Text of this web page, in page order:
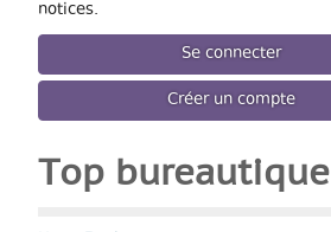
notices.
Se connecter
Créer un compte
Top bureautique